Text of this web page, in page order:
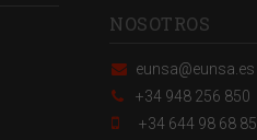
NOSOTROS
eunsa@eunsa.es
+34 948 256 850
+34 644 98 68 85